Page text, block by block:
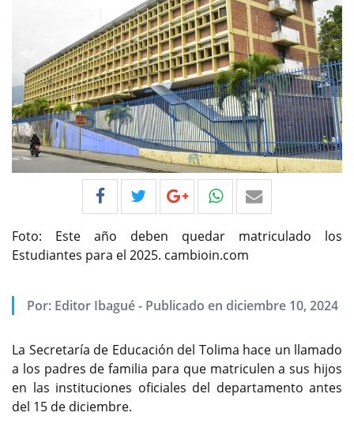
Foto: Este año deben quedar matriculado los
Estudiantes para el 2025. cambioin.com
Por: Editor Ibagué- Publicado en diciembre 10, 2024
La Secretaría de Educación del Tolima hace un llamado
a los padres de familia para que matriculen a sus hijos
en las instituciones oficiales del departamento antes
del 15 de diciembre.